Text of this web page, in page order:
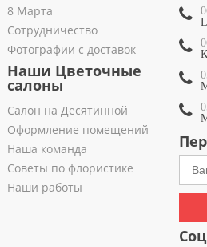
8 Марта
Сотрудничество
Фотографии с доставок
Наши Цветочные
салоны
Салон на Десятинной
Оформление помещений
Наша команда
Советы по флористике
Наши работы